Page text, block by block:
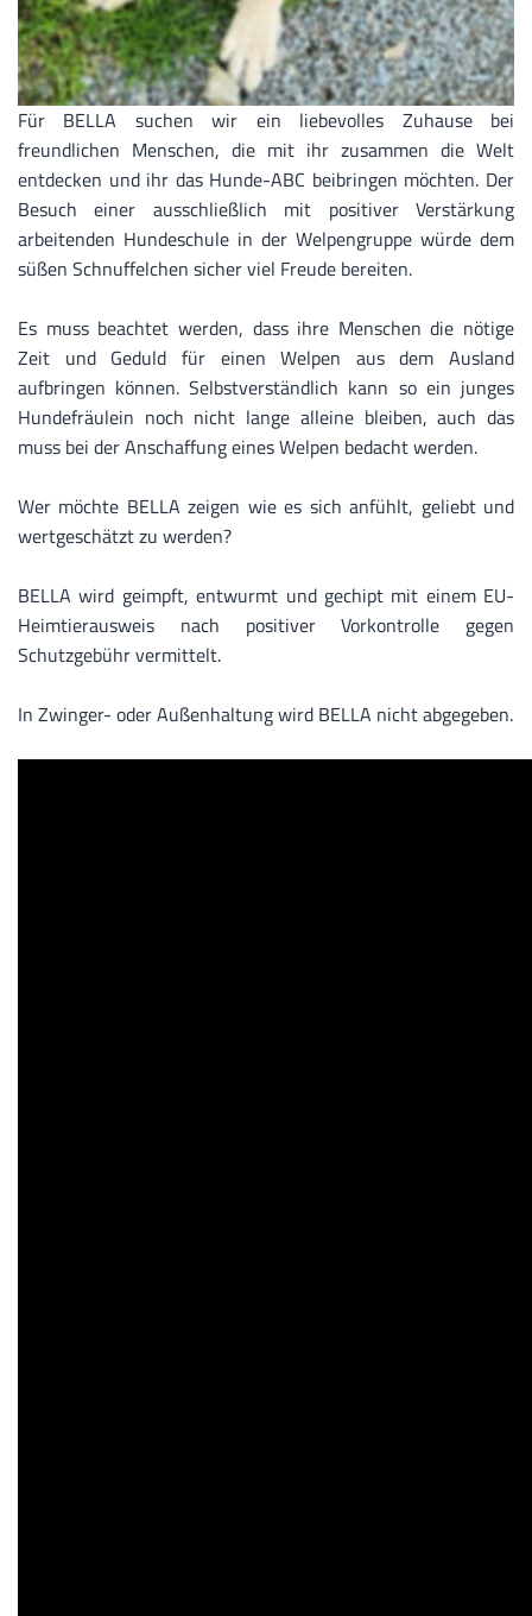
Für BELLA suchen wir ein liebevolles Zuhause bei
freundlichen Menschen, die mit ihr zusammen die Welt
entdecken und ihr das Hunde-ABC beibringen möchten. Der
Besuch einer ausschließlich mit positiver Verstärkung
arbeitenden Hundeschule in der Welpengruppe würde dem
süßen Schnuffelchen sicher viel Freude bereiten.
Es muss beachtet werden, dass ihre Menschen die nötige
Zeit und Geduld für einen Welpen aus dem Ausland
aufbringen können. Selbstverständlich kann so ein junges
Hundefräulein noch nicht lange alleine bleiben, auch das
muss bei der Anschaffung eines Welpen bedacht werden.
Wer möchte BELLA zeigen wie es sich anfühlt, geliebt und
wertgeschätzt zu werden?
BELLA wird geimpft, entwurmt und gechipt mit einem EU-
Heimtierausweis nach positiver Vorkontrolle gegen
Schutzgebühr vermittelt.
In Zwinger- oder Außenhaltung wird BELLA nicht abgegeben.